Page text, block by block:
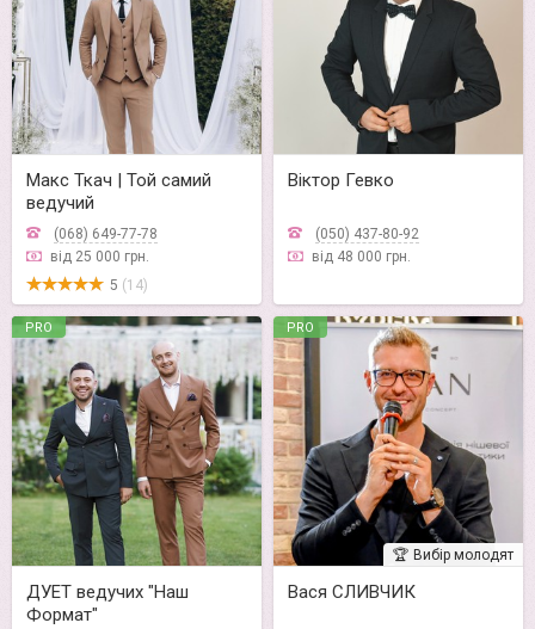
Макс Ткач | Той самий
ведучий
(068) 649-77-78
від 25 000 грн.
5 (14)
Віктор Гевко
(050) 437-80-92
від 48 000 грн.
PRO
ДУЕТ ведучих "Наш
Формат"
PRO
🏆 Вибір молодят
Вася СЛИВЧИК